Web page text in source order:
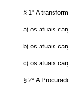
§ 1º A
a) os atuais
b) os atuais
c) os atuais
§ 2º A